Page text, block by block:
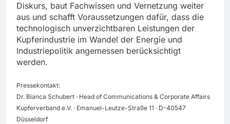
Diskurs, baut Fachwissen und Vernetzung weiter
aus und schafft Voraussetzungen dafür, dass die
technologisch unverzichtbaren Leistungen der
Kupferindustrie im Wandel der Energie und
Industriepolitik angemessen berücksichtigt
werden.
Pressekontakt:
Dr. Bianca Schubert · Head of Communications & Corporate Affairs
Kupferverband e.V. · Emanuel-Leutze-Straße 11 · D-40547
Düsseldorf